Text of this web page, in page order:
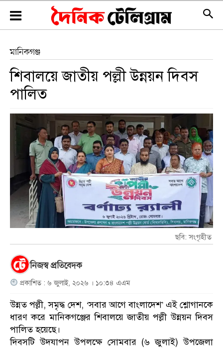
মানিকগঞ্জ
শিবালয়ে জাতীয় পল্লী উন্নয়ন দিবস
পালিত
ছবি: সংগৃহীত
নিজস্ব প্রতিবেদক
প্রকাশিত : ৬ জুলাই, ২০২৬ । ১০:৩৪ এএম
উন্নত পল্লী, সমৃদ্ধ দেশ, ‘সবার আগে বাংলাদেশ’ এই শ্লোগানকে
ধারণ করে মানিকগঞ্জের শিবালয়ে জাতীয় পল্লী উন্নয়ন দিবস
পালিত হয়েছে।
দিবসটি উদযাপন উপলক্ষে সোমবার (৬ জুলাই) উপজেলা